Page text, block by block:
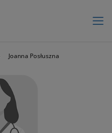
Joanna Posłuszna